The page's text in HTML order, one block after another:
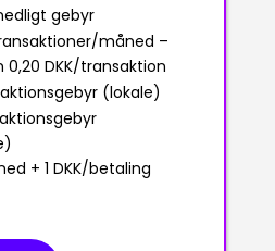
gebyr
måned –
DKK/transaktion
(lokale)
+ 1 DKK/betaling